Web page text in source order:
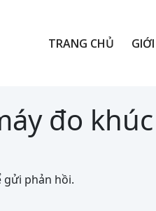
TRANG CHỦ
đo khúc
gửi phản hồi.